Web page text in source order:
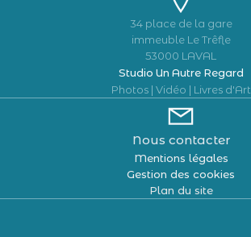
34 place de la gare
immeuble Le Trêfle
53000 LAVAL
Studio Un Autre Regard
Photos | Vidéo | Livres d'Art
Nous contacter
Mentions légales
Gestion des cookies
Plan du site